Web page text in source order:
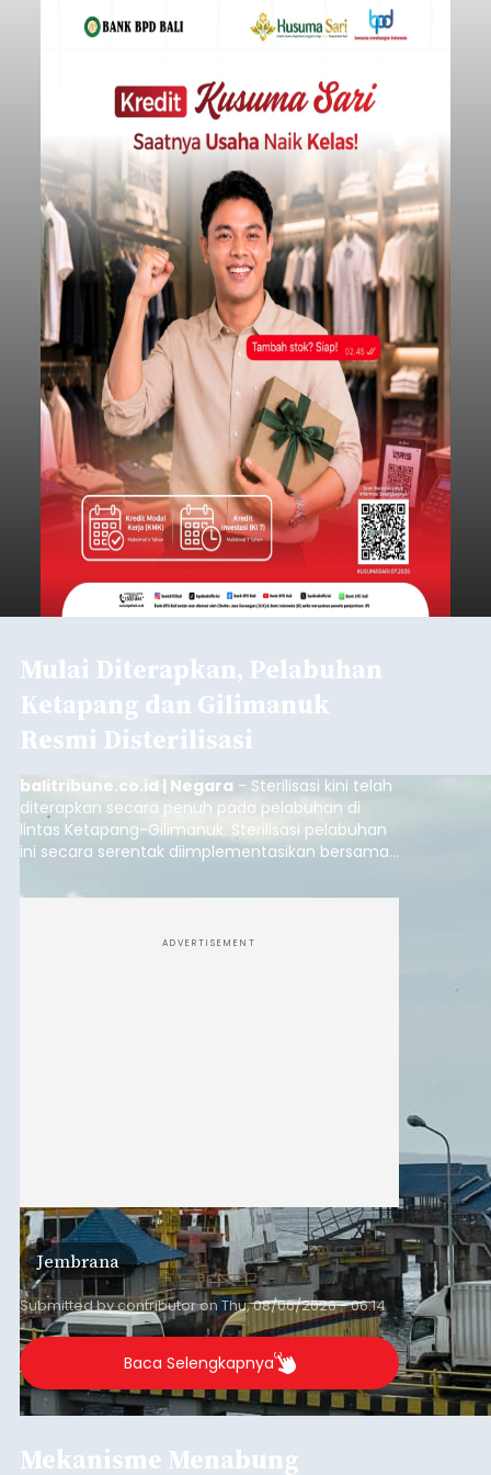
Mulai Diterapkan, Pelabuhan
Ketapang dan Gilimanuk
Resmi Disterilisasi
balitribune.co.id | Negara - Sterilisasi kini telah
diterapkan secara penuh pada pelabuhan di
lintas Ketapang-Gilimanuk. Sterilisasi pelabuhan
ini secara serentak diimplementasikan bersama
Pelabuhan Merak, Bakauheni, Kayangan, dan
ADVERTISEMENT
Jembrana
Submitted bycontributoron Thu, 08/06/2026 - 06:14
Baca Selengkapnya
Mekanisme Menabung